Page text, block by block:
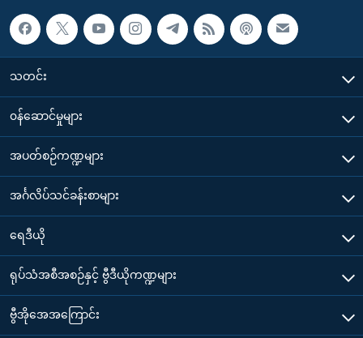
သတင်း
၀န်ဆောင်မှုများ
အပတ်စဉ်ကဏ္ဍများ
အင်္ဂလိပ်သင်ခန်းစာများ
ရေဒီယို
ရုပ်သံအစီအစဉ်နှင့် ဗွီဒီယိုကဏ္ဍများ
ဗွီအိုအေအကြောင်း